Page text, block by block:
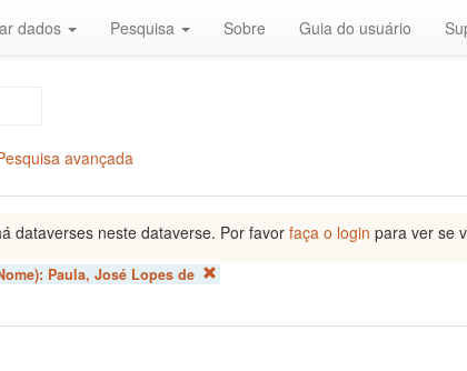
dados Pesquisa Sobre Guia do usuário
avançada
dataverses neste dataverse. Por favor faça o login para ver se
Paula, José Lopes de